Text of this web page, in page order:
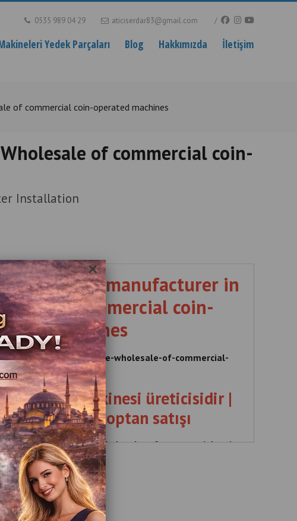
×
0535 989 04 29 aticiserdar83@gmail.com
Yedek Parçaları Blog Hakkımızda İletişim
of commercial coin-operated machines
of commercial coin-
Installation
machine manufacturer in
of commercial coin-
machines
manufacturer-in-turkiye-wholesale-of-commercial-
machines
bir boks makinesi üreticisidir |
toptan satışı
, in Türkiye , Wholesale , of , commercial , coin ,
, bir , boks , makinesi , üreticisidir , Ticari , jetonlu
, toptan , satışı